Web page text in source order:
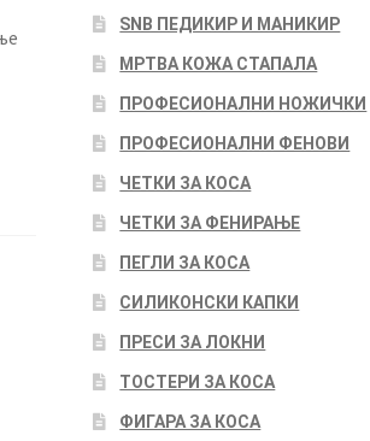
SNB ПЕДИКИР И МАНИКИР
МРТВА КОЖА СТАПАЛА
ПРОФЕСИОНАЛНИ НОЖИЧКИ
ПРОФЕСИОНАЛНИ ФЕНОВИ
ЧЕТКИ ЗА КОСА
ЧЕТКИ ЗА ФЕНИРАЊЕ
ПЕГЛИ ЗА КОСА
СИЛИКОНСКИ КАПКИ
ПРЕСИ ЗА ЛОКНИ
ТОСТЕРИ ЗА КОСА
ФИГАРА ЗА КОСА